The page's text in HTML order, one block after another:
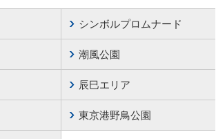
シンボルプロムナード
潮風公園
辰巳エリア
東京港野鳥公園